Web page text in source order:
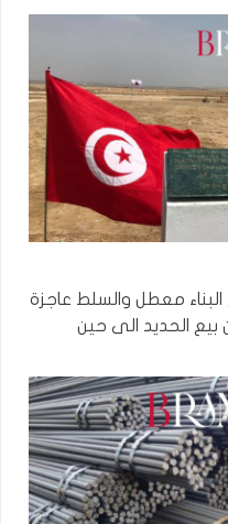
معطل والسلط عاجزة
بيع الحديد الى حين